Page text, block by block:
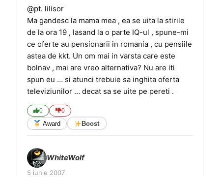
@pt. lilisor
Ma gandesc la mama mea , ea se uita la stirile
de la ora 19 , lasand la o parte IQ-ul , spune-mi
ce oferte au pensionarii in romania , cu pensiile
astea de kkt. Un om mai in varsta care este
bolnav , mai are vreo alternativa? Nu are iti
spun eu … si atunci trebuie sa inghita oferta
televiziunilor … decat sa se uite pe pereti .
0 0
Award Boost
WhiteWolf
5 iunie 2007